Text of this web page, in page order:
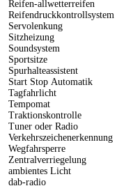
Reifen-allwetterreifen
Reifendruckkontrollsystem
Servolenkung
Sitzheizung
Soundsystem
Sportsitze
Spurhalteassistent
Start Stop Automatik
Tagfahrlicht
Tempomat
Traktionskontrolle
Tuner oder Radio
Verkehrszeichenerkennung
Wegfahrsperre
Zentralverriegelung
ambientes Licht
dab-radio